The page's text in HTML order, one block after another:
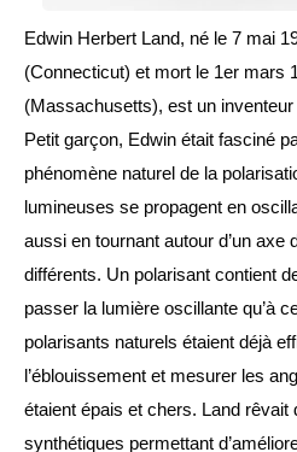
Edwin Herbert Land, né le 7 mai
(Connecticut) et mort le 1er mars
(Massachusetts), est un
Petit garçon, Edwin était fasciné
phénomène naturel de la
lumineuses se propagent en
aussi en tournant autour d’un axe
différents. Un polarisant contient
passer la lumière oscillante qu’à
polarisants naturels étaient déjà
l’éblouissement et mesurer les
étaient épais et chers. Land rêvait
synthétiques permettant